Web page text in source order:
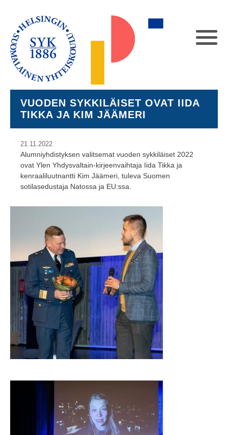
VUODEN SYKKILÄISET OVAT IIDA
TIKKA JA KIM JÄÄMERI
21.11.2022
Alumniyhdistyksen valitsemat vuoden sykkiläiset 2022
ovat Ylen Yhdysvaltain-kirjeenvaihtaja Iida Tikka ja
kenraaliluutnantti Kim Jäämeri, tuleva Suomen
sotilasedustaja Natossa ja EU:ssa.